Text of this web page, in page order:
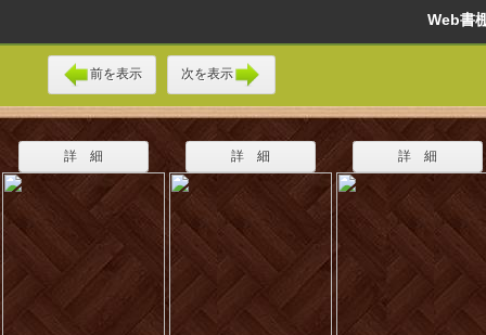
Web
前を表示 次を表示
詳 細 詳 細 詳 細